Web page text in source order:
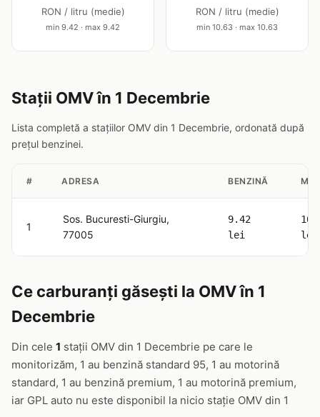
RON / litru (medie)
min 9.42 · max 9.42
RON / litru (medie)
min 10.63 · max 10.63
Stații OMV în 1 Decembrie
Lista completă a stațiilor OMV din 1 Decembrie, ordonată după
prețul benzinei.
# ADRESA BENZINĂ
1
Sos. Bucuresti-Giurgiu,
77005
9.42
lei
lei
Ce carburanți găsești la OMV în 1
Decembrie
Din cele 1 stații OMV din 1 Decembrie pe care le
monitorizăm, 1 au benzină standard 95, 1 au motorină
standard, 1 au benzină premium, 1 au motorină premium,
iar GPL auto nu este disponibil la nicio stație OMV din 1